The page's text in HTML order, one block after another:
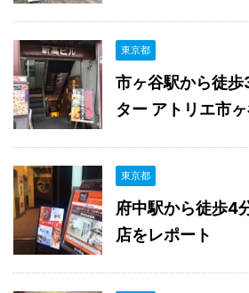
東京都
市ヶ谷駅から徒
ター アトリエ市
東京都
府中駅から徒歩4
店をレポート